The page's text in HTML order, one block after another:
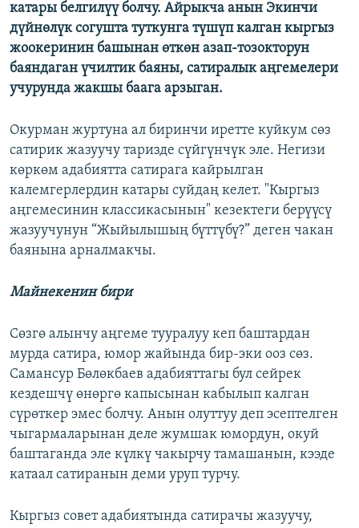
катары белгилүү болчу. Айрыкча анын Экинчи
дүйнөлүк согушта туткунга түшүп калган кыргыз
жоокеринин башынан өткөн азап-тозокторун
баяндаган үчилтик баяны, сатиралык аңгемелери
учурунда жакшы баага арзыган.
Окурман журтуна ал биринчи иретте куйкум сөз
сатирик жазуучу таризде сүйгүнчүк эле. Негизи
көркөм адабиятта сатирага кайрылган
калемгерлердин катары суйдаң келет. "Кыргыз
аңгемесинин классикасынын" кезектеги берүүсү
жазуучунун “Жыйылышың бүттүбү?” деген чакан
баянына арналмакчы.
Майнекенин бири
Сөзгө алынчу аңгеме тууралуу кеп баштардан
мурда сатира, юмор жайында бир-эки ооз сөз.
Самансур Бөлөкбаев адабияттагы бул сейрек
кездешчү өнөргө капысынан кабылып калган
сүрөткер эмес болчу. Анын олуттуу деп эсептелген
чыгармаларынан деле жумшак юмордун, окуй
баштаганда эле күлкү чакырчу тамашанын, кээде
катаал сатиранын деми уруп турчу.
Кыргыз совет адабиятында сатирачы жазуучу,